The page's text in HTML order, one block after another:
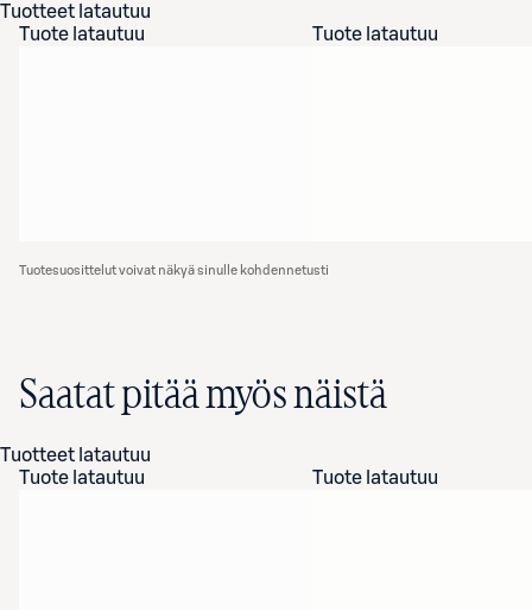
Tuotteet latautuu
Tuote latautuu
Tuote latautuu
Tuotesuosittelut voivat näkyä sinulle kohdennetusti
Saatat pitää myös näistä
Tuotteet latautuu
Tuote latautuu
Tuote latautuu